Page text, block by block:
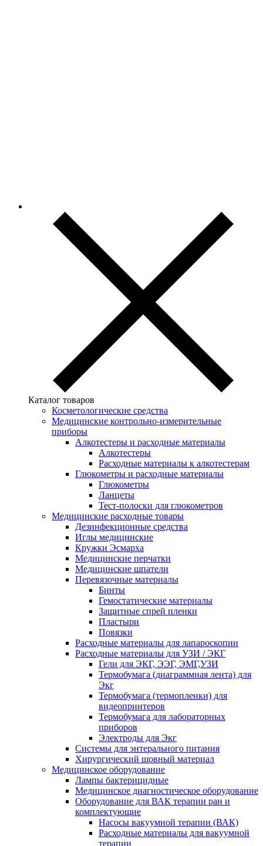
Каталог товаров
Косметологические средства
Медицинские контрольно-измерительные
приборы
Алкотестеры и расходные материалы
Алкотестеры
Расходные материалы к алкотестерам
Глюкометры и расходные материалы
Глюкометры
Ланцеты
Тест-полоски для глюкометров
Медицинские расходные товары
Дезинфекционные средства
Иглы медицинские
Кружки Эсмарха
Медицинские перчатки
Медицинские шпатели
Перевязочные материалы
Бинты
Гемостатические материалы
Защитные спрей пленки
Пластыри
Повязки
Расходные материалы для лапароскопии
Расходные материалы для УЗИ / ЭКГ
Гели для ЭКГ, ЭЭГ, ЭМГ,УЗИ
Термобумага (диаграммная лента) для
Экг
Термобумага (термопленки) для
видеопринтеров
Термобумага для лабораторных
приборов
Электроды для Экг
Системы для энтерального питания
Хирургический шовный материал
Медицинское оборудование
Лампы бактерицидные
Медицинское диагностическое оборудование
Оборудование для ВАК терапии ран и
комплектующие
Насосы вакуумной терапии (ВАК)
Расходные материалы для вакуумной
терапии